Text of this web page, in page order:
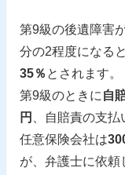
第9級の後遺障害
分の2程度になる
35％ とされます。
第9級のときに 自
円
、自賠責の支
任意保険会社は
が、弁護士に依